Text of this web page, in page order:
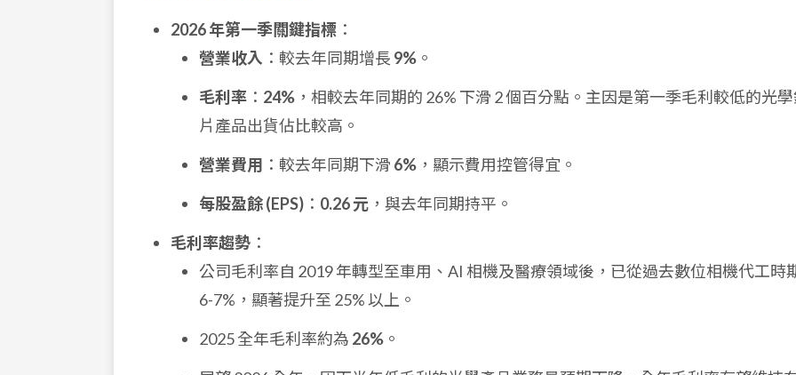
2026 年第一季關鍵指標 ：
營業收入 ：較去年同期增長 9% 。
毛利率 ： 24% ，相較去年同期的 26% 下滑 2 個百分點。主因是第一季毛利較低的光
片產品出貨佔比較高。
營業費用 ：較去年同期下滑 6% ，顯示費用控管得宜。
每股盈餘 (EPS) ： 0.26 元 ，與去年同期持平。
毛利率趨勢 ：
公司毛利率自 2019 年轉型至車用、AI 相機及醫療領域後，已從過去數位相機代工時
6-7%，顯著提升至 25% 以上。
2025 全年毛利率約為 26% 。